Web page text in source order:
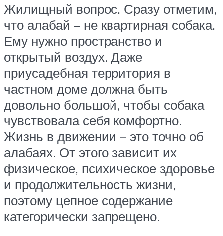
Жилищный вопрос. Сразу отметим,
что алабай – не квартирная собака.
Ему нужно пространство и
открытый воздух. Даже
приусадебная территория в
частном доме должна быть
довольно большой, чтобы собака
чувствовала себя комфортно.
Жизнь в движении – это точно об
алабаях. От этого зависит их
физическое, психическое здоровье
и продолжительность жизни,
поэтому цепное содержание
категорически запрещено.